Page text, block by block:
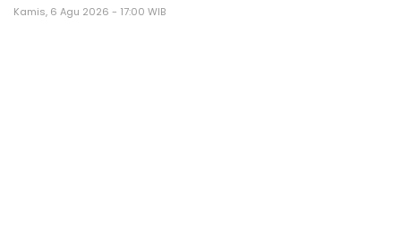
Kamis, 6 Agu 2026 - 17:00 WIB